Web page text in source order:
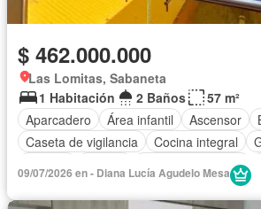
$ 462.000.000
Las Lomitas, Sabaneta
1 Habitación
2 Baños
57 m²
Aparcadero
Área infantil Ascensor
Caseta de vigilancia
Cocina integral
Seguridad privada
09/07/2026 en - Diana Lucía Agudelo Mesa